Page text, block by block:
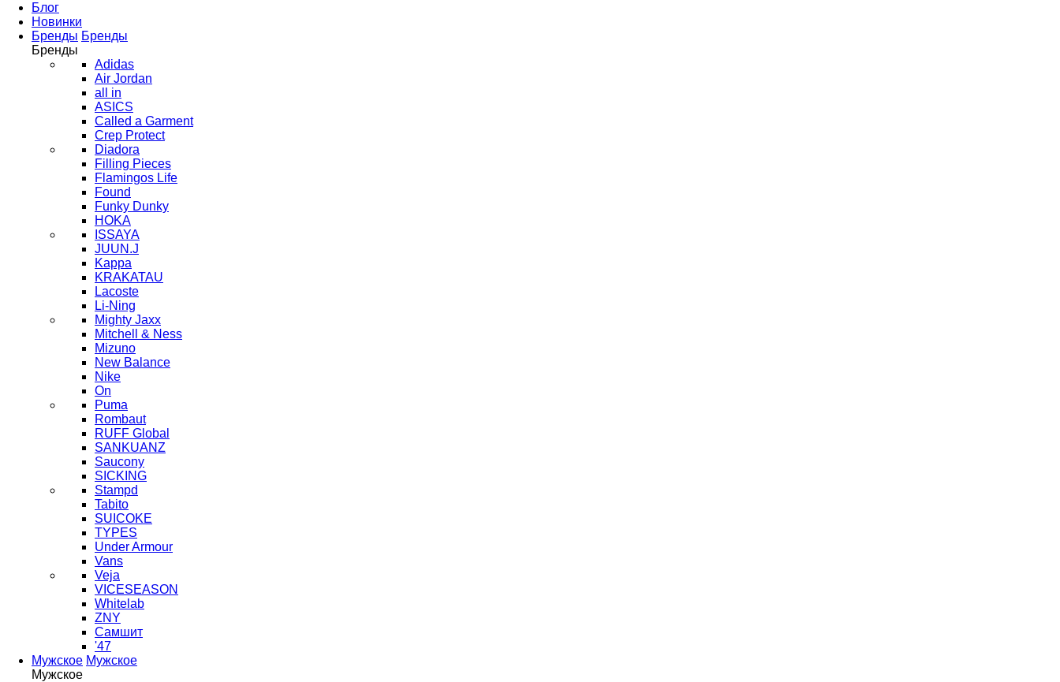
Блог
Новинки
Бренды Бренды
Бренды
Adidas
Air Jordan
all in
ASICS
Called a Garment
Crep Protect
Diadora
Filling Pieces
Flamingos Life
Found
Funky Dunky
HOKA
ISSAYA
JUUN.J
Kappa
KRAKATAU
Lacoste
Li-Ning
Mighty Jaxx
Mitchell & Ness
Mizuno
New Balance
Nike
On
Puma
Rombaut
RUFF Global
SANKUANZ
Saucony
SICKING
Stampd
Tabito
SUICOKE
TYPES
Under Armour
Vans
Veja
VICESEASON
Whitelab
ZNY
Самшит
'47
Мужское Мужское
Мужское